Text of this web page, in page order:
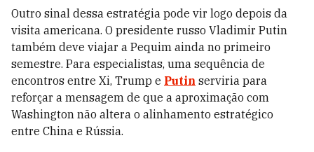
Outro sinal dessa estratégia pode vir logo depois da
visita americana. O presidente russo Vladimir Putin
também deve viajar a Pequim ainda no primeiro
semestre. Para especialistas, uma sequência de
encontros entre Xi, Trump e Putin serviria para
reforçar a mensagem de que a aproximação com
Washington não altera o alinhamento estratégico
entre China e Rússia.